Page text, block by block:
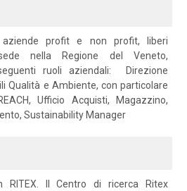
profit e non profit, liberi
nella Regione del Veneto,
ruoli aziendali: Direzione
Qualità e Ambiente, con particolare
Ufficio Acquisti, Magazzino,
Sustainability Manager
RITEX. Il Centro di ricerca Ritex